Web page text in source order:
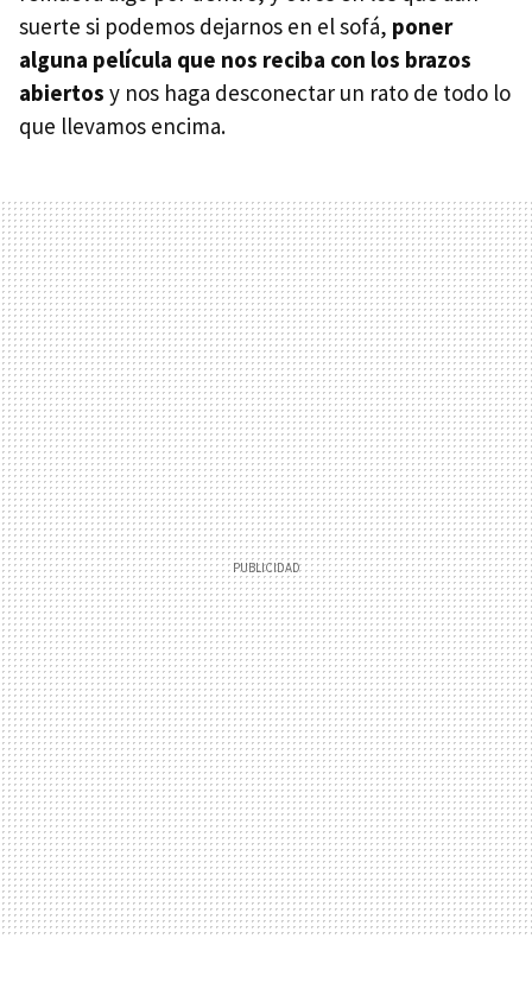
suerte si podemos dejarnos en el sofá, poner
alguna película que nos reciba con los brazos
abiertos y nos haga desconectar un rato de todo lo
que llevamos encima.